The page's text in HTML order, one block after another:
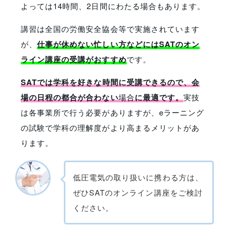
よっては14時間、2日間にわたる場合もあります。
講習は全国の労働安全協会等で実施されています
が、仕事が休めない忙しい方などにはSATのオン
ライン講座の受講がおすすめです。
SATでは学科を好きな時間に受講できるので、会
場の日程の都合が合わない場合に最適です。実技
は各事業所で行う必要がありますが、eラーニング
の試験で学科の理解度がより高まるメリットがあ
ります。
低圧電気の取り扱いに携わる方は、
ぜひSATのオンライン講座をご検討
ください。